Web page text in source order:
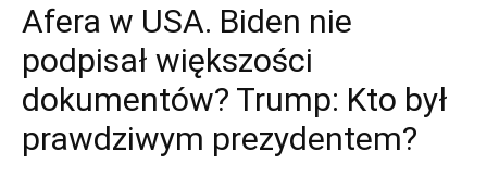
Afera w USA. Biden nie
podpisał większości
dokumentów? Trump: Kto był
prawdziwym prezydentem?